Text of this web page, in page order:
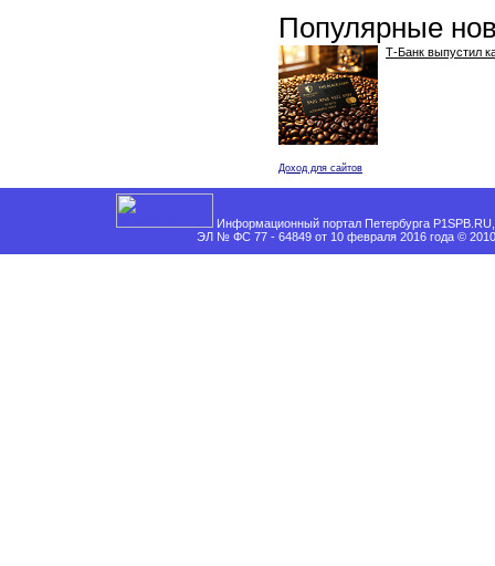
Популярные
Т-Банк выпустил
Доход для сайтов
Информационный портал Петербурга
ЭЛ № ФС 77 - 64849 от 10 февраля 2016 года ©